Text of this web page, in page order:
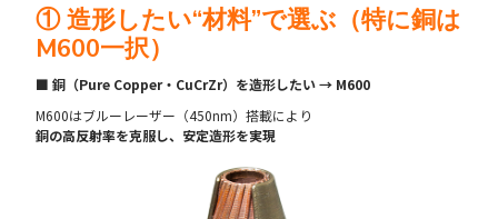
① 造形したい“材料”で選ぶ（特に銅は
M600一択）
■ 銅（Pure Copper・CuCrZr）を造形したい → M600
M600はブルーレーザー（450nm）搭載により
銅の高反射率を克服し、安定造形を実現